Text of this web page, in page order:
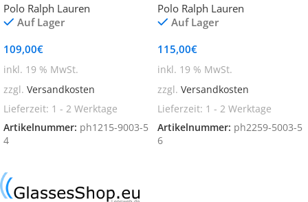
Polo Ralph Lauren
Auf Lager
109,00€
inkl. 19 % MwSt.
zzgl. Versandkosten
Lieferzeit: 1 - 2 Werktage
Artikelnummer: ph1215-9003-5
4
Polo Ralph Lauren
Auf Lager
115,00€
inkl. 19 % MwSt.
zzgl. Versandkosten
Lieferzeit: 1 - 2 Werktage
Artikelnummer: ph2259-5003-5
6